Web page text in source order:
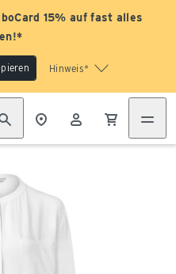
15% auf fast alles
Hinweis*